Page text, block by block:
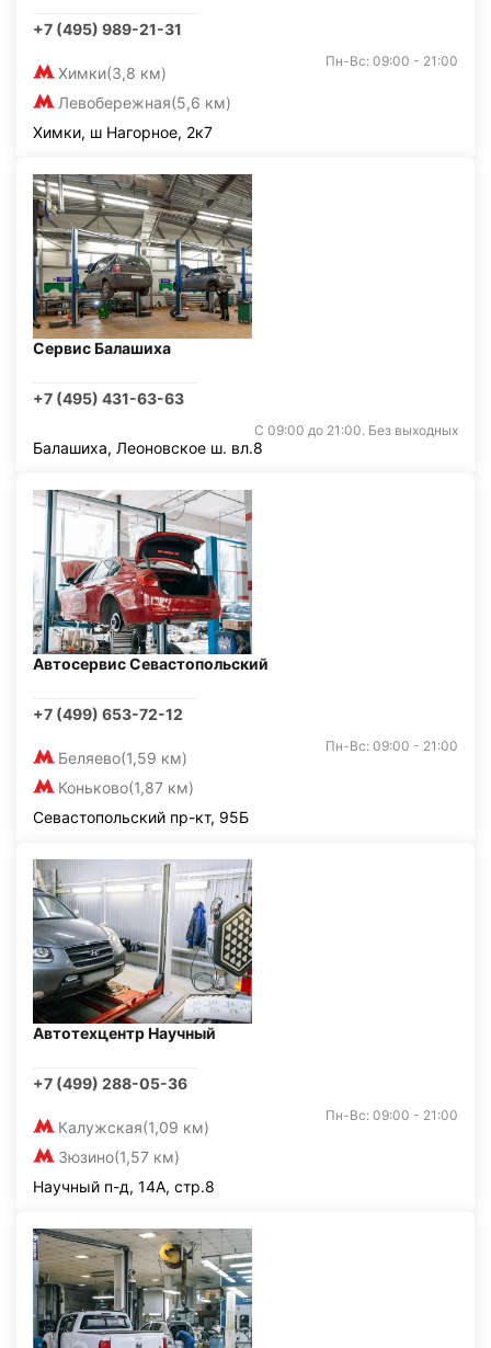
+7 (495) 989-21-31
Химки(3,8 км)
Левобережная(5,6 км)
Пн-Вс: 09:00 - 21:00
Химки, ш Нагорное, 2к7
Сервис Балашиха
+7 (495) 431-63-63
С 09:00 до 21:00. Без выходных
Балашиха, Леоновское ш. вл.8
Автосервис Севастопольский
+7 (499) 653-72-12
Беляево(1,59 км)
Коньково(1,87 км)
Пн-Вс: 09:00 - 21:00
Севастопольский пр-кт, 95Б
Автотехцентр Научный
+7 (499) 288-05-36
Калужская(1,09 км)
Зюзино(1,57 км)
Пн-Вс: 09:00 - 21:00
Научный п-д, 14А, стр.8